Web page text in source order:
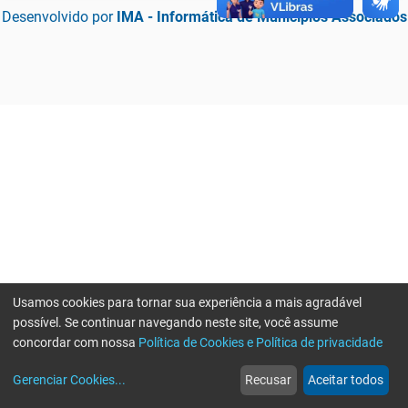
Desenvolvido por IMA - Informática de Municípios Associados
web
Notícias
more_horiz
Mais
Usamos cookies para tornar sua experiência a mais agradável
possível. Se continuar navegando neste site, você assume
concordar com nossa Política de Cookies e Política de privacidade
Gerenciar Cookies... Recusar Aceitar todos
Erro ao enviar informações, por favor tente novamente